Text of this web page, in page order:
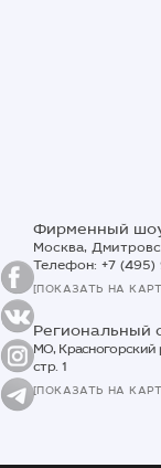
Фирменный
Москва,
Телефон: +7
[ПОКАЗАТЬ НА
Региональный
МО, Красногорский
стр. 1
[ПОКАЗАТЬ НА